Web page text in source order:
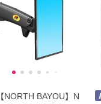
【NORTH BAYOU】N